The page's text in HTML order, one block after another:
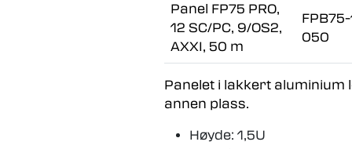
Panel FP75 PRO,
12 SC/PC, 9/OS2,
AXXI, 50 m
050
Panelet i lakkert aluminium
annen plass.
Høyde: 1,5U